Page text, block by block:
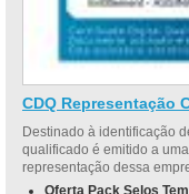
CDQ Representação
Destinado à identificação
qualificado é emitido a
representação dessa
Oferta Pack Selos